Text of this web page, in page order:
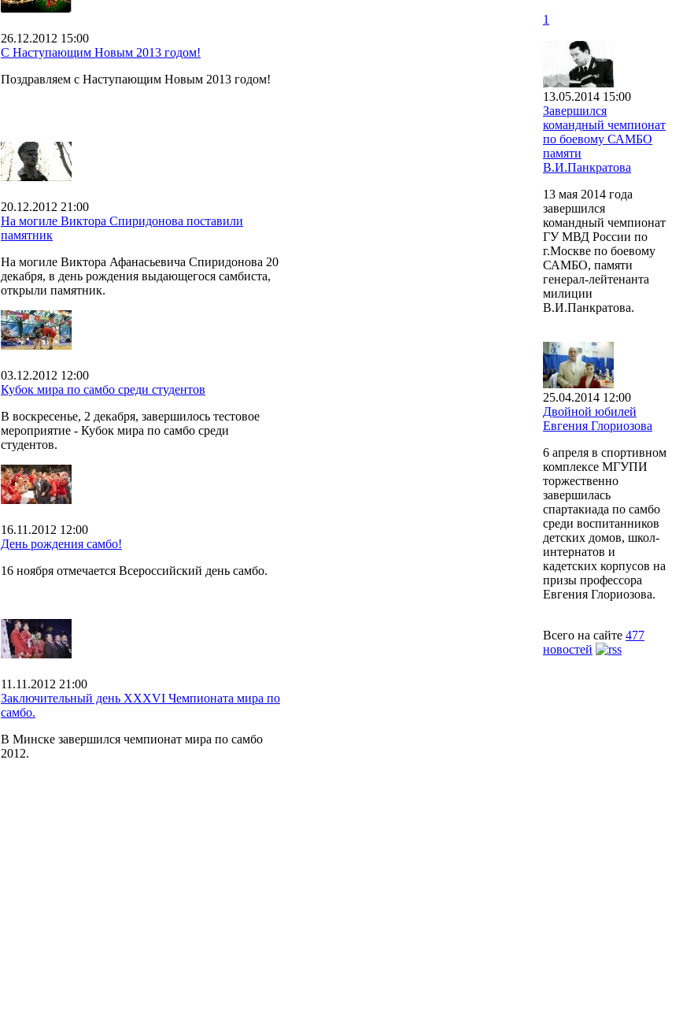
26.12.2012 15:00
С Наступающим Новым 2013 годом!
Поздравляем с Наступающим Новым 2013 годом!
20.12.2012 21:00
На могиле Виктора Спиридонова поставили
памятник
На могиле Виктора Афанасьевича Спиридонова 20
декабря, в день рождения выдающегося самбиста,
открыли памятник.
03.12.2012 12:00
Кубок мира по самбо среди студентов
В воскресенье, 2 декабря, завершилось тестовое
мероприятие - Кубок мира по самбо среди
студентов.
16.11.2012 12:00
День рождения самбо!
16 ноября отмечается Всероссийский день самбо.
11.11.2012 21:00
Заключительный день XXXVI Чемпионата мира по
самбо.
В Минске завершился чемпионат мира по самбо
2012.
1
13.05.2014 15:00
Завершился
командный чемпионат
по боевому САМБО
памяти
В.И.Панкратова
13 мая 2014 года
завершился
командный чемпионат
ГУ МВД России по
г.Москве по боевому
САМБО, памяти
генерал-лейтенанта
милиции
В.И.Панкратова.
25.04.2014 12:00
Двойной юбилей
Евгения Глориозова
6 апреля в спортивном
комплексе МГУПИ
торжественно
завершилась
спартакиада по самбо
среди воспитанников
детских домов, школ-
интернатов и
кадетских корпусов на
призы профессора
Евгения Глориозова.
Всего на сайте 477
новостей